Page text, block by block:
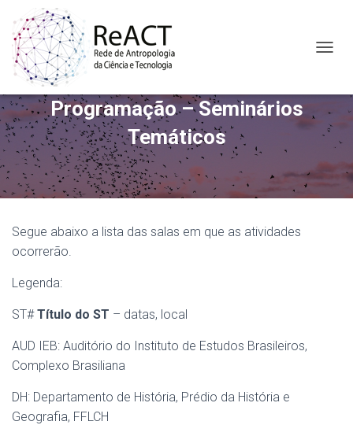
N
R
N
Programação – Seminários
Temáticos
Segue abaixo a lista das salas em que as atividades
ocorrerão.
Legenda:
ST#Título do ST – datas, local
AUD IEB: Auditório do Instituto de Estudos Brasileiros,
Complexo Brasiliana
DH: Departamento de História, Prédio da História e
Geografia, FFLCH